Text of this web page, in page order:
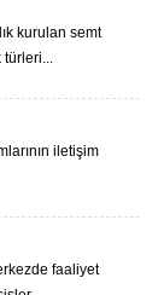
kurulan semt
türleri...
iletişim
faaliyet